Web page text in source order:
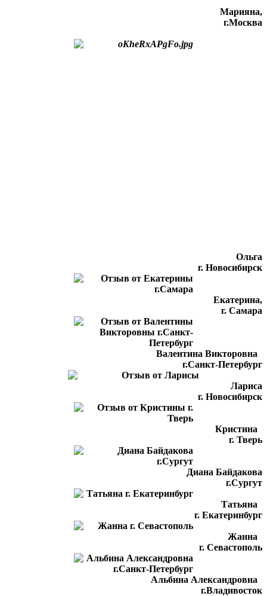
Марияна,
г.Москва
Ольга
г. Новосибирск
Екатерина,
г. Самара
Валентина Викторовна
г.Санкт-Петербург
Лариса
г. Новосибирск
Кристина
г. Тверь
Диана Байдакова
г.Сургут
Татьяна
г. Екатеринбург
Жанна
г. Севастополь
Альбина Александровна
г.Владивосток